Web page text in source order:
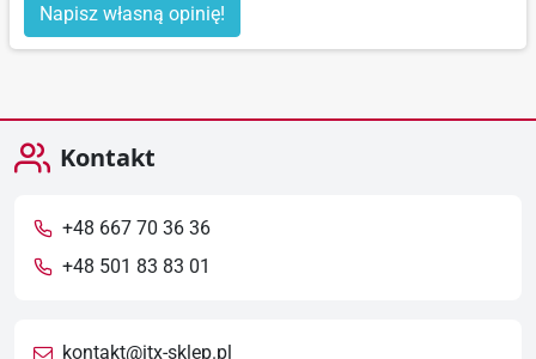
Napisz własną opinię!
Kontakt
+48 667 70 36 36
+48 501 83 83 01
kontakt@itx-sklep.pl